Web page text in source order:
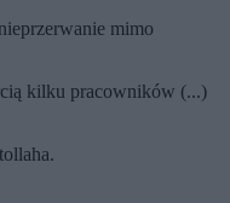
mimo
kilku pracowników (...)